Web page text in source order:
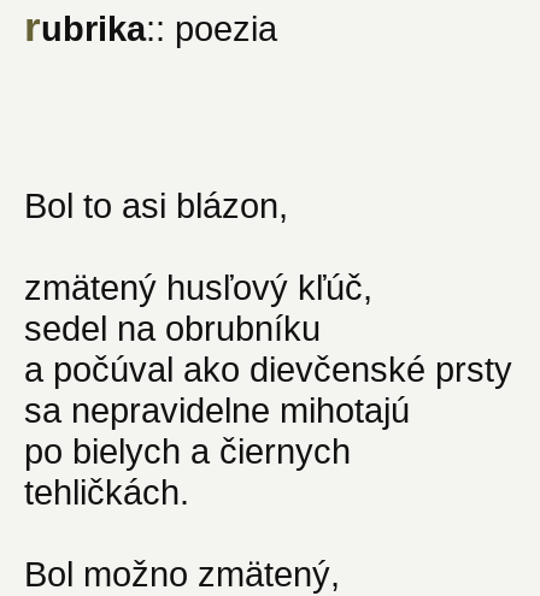
rubrika:: poezia
Bol to asi blázon,
zmätený husľový kľúč,
sedel na obrubníku
a počúval ako dievčenské prsty
sa nepravidelne mihotajú
po bielych a čiernych
tehličkách.
Bol možno zmätený,